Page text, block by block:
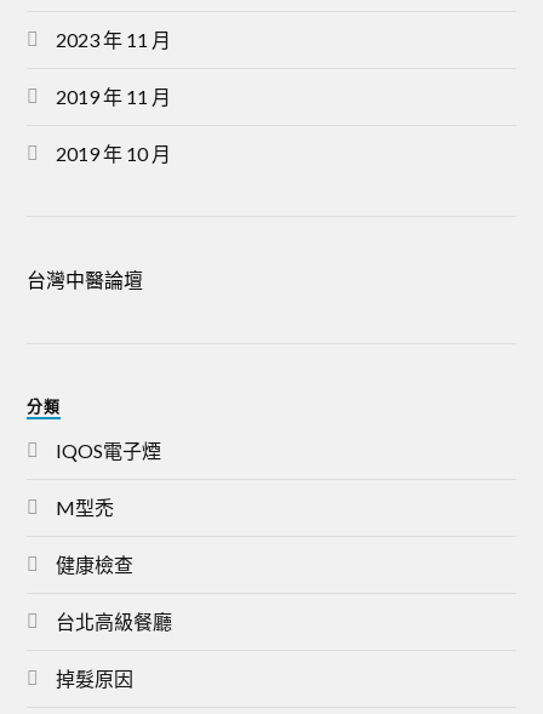
2023 年 11 月
2019 年 11 月
2019 年 10 月
台灣中醫論壇
分類
IQOS電子煙
M型禿
健康檢查
台北高級餐廳
掉髮原因